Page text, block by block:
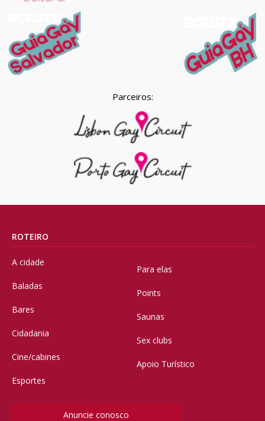
Parceiros:
ROTEIRO
A cidade
Baladas
Bares
Cidadania
Cine/cabines
Esportes
Para elas
Points
Saunas
Sex clubs
Apoio Turístico
Anuncie conosco